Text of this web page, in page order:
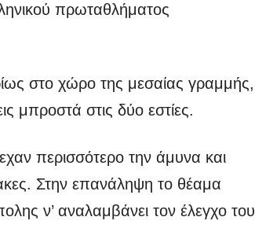
πρωταθλήματος
στο χώρο της μεσαίας γραμμής,
μπροστά στις δύο εστίες.
περισσότερο την άμυνα και
Στην επανάληψη το θέαμα
ν’ αναλαμβάνει τον έλεγχο του